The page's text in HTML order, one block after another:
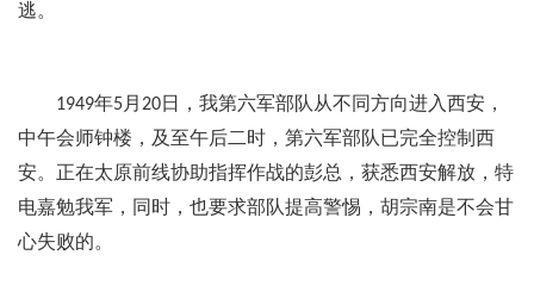
逃。
1949年5月 20日，我第六军部队从不同方向进入西安，
中午会师钟楼，及至午后二时，第六军部队已完全控制西
安。正在太原前线协助指挥作战的彭总，获悉西安解放，特
电嘉勉我军，同时，也要求部队提高警惕，胡宗南是不会甘
心失败的。